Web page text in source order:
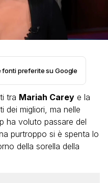
preferite su Google
tra Mariah Carey e la
dei migliori, ma nelle
ha voluto passare del
purtroppo si è spenta lo
della sorella della